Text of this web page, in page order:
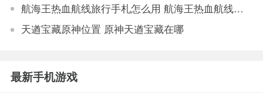
航海王热血航线旅行手札怎么用 航海王热血航线旅行手札用途介绍
天遒宝藏原神位置 原神天遒宝藏在哪
最新手机游戏